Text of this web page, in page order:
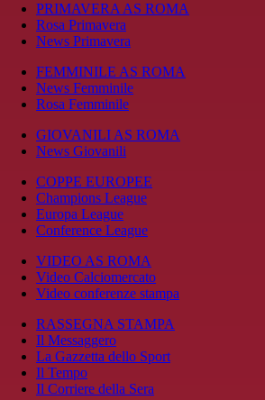
PRIMAVERA AS ROMA
Rosa Primavera
News Primavera
FEMMINILE AS ROMA
News Femminile
Rosa Femminile
GIOVANILI AS ROMA
News Giovanili
COPPE EUROPEE
Champions League
Europa League
Conference League
VIDEO AS ROMA
Video Calciomercato
Video conferenze stampa
RASSEGNA STAMPA
Il Messaggero
La Gazzetta dello Sport
Il Tempo
Il Corriere della Sera